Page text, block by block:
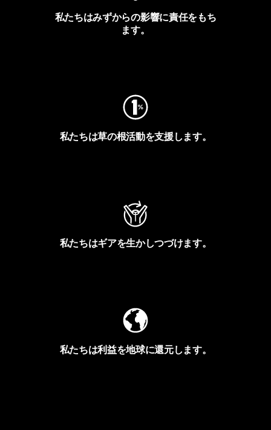
私たちはみずからの影響に責任をもち
ます。
私たちは草の根活動を支援します。
私たちはギアを生かしつづけます。
私たちは利益を地球に還元します。